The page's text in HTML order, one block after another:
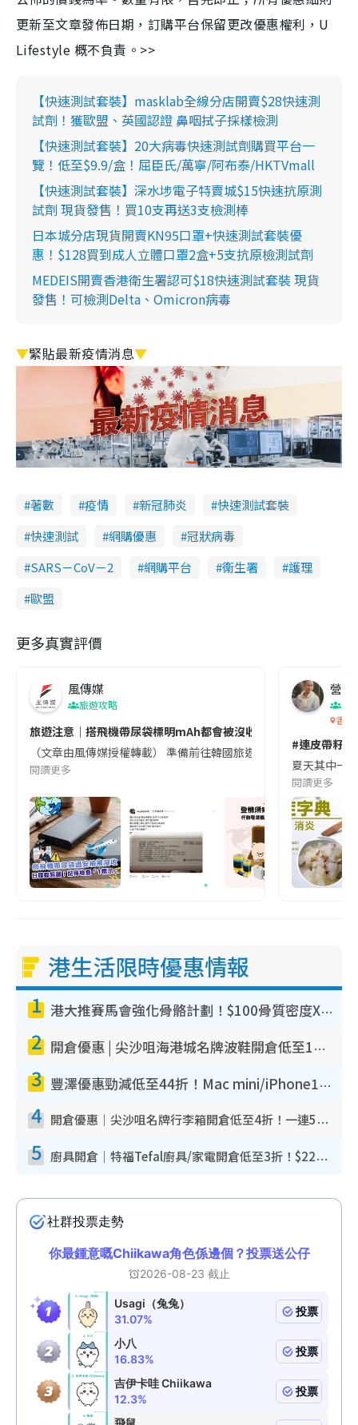
更新至文章發佈日期，訂購平台保留更改優惠權利，U
Lifestyle 概不負責。>>
【快速測試套裝】masklab全線分店開賣$28快速測
試劑！獲歐盟、英國認證 鼻咽拭子採樣檢測
【快速測試套裝】20大病毒快速測試劑購買平台一
覽！低至$9.9/盒！屈臣氏/萬寧/阿布泰/HKTVmall
【快速測試套裝】深水埗電子特賣城$15快速抗原測
試劑 現貨發售！買10支再送3支檢測棒
日本城分店現貨開賣KN95口罩+快速測試套裝優
惠！$128買到成人立體口罩2盒+5支抗原檢測試劑
MEDEIS開賣香港衛生署認可$18快速測試套裝 現貨
發售！可檢測Delta、Omicron病毒
▼緊貼最新疫情消息▼
著數 疫情 新冠肺炎
快速測試套裝
快速測試
網購優惠
冠狀病毒
SARS－CoV－2
網購平台 衞生署
護理
歐盟
更多真實評價
風傳媒
旅遊攻略
旅遊注意｜搭飛機帶尿袋標明mAh都會被沒收😱出發前切記檢查
（文章由風傳媒授權轉載） 準備前往韓國旅遊的民眾，近期要
閱讀更多
營養
香港
#連皮帶籽
夏天其中一
閱讀更多
港生活限時優惠情報
1 港大推賽馬會強化骨骼計劃！$100骨質密度X光檢查 完成免費運動訓練送超市禮券！附參加資格
2 開倉優惠 | 尖沙咀海港城名牌波鞋開倉低至1折！On鞋$899起／Joy&Peace鞋履$98起
3 豐澤優惠勁減低至44折！Mac mini/iPhone17Pro大減價！廚房家電$220起
4 開倉優惠｜尖沙咀名牌行李箱開倉低至4折！一連5日 American Tourister/ace./Hallmark $200起！
5 廚具開倉｜特福Tefal廚具/家電開倉低至3折！$220起買平底鍋/炒鑊/湯煲！電飯煲/吸塵機/燙斗$418起